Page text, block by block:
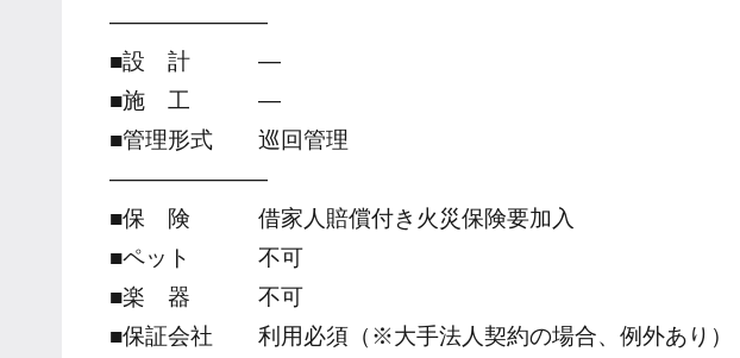
―――――――
■設 計 ―
■施 工 ―
■管理形式 巡回管理
―――――――
■保 険 借家人賠償付き火災保険要加入
■ペット 不可
■楽 器 不可
■保証会社 利用必須（※大手法人契約の場合、例外あり）